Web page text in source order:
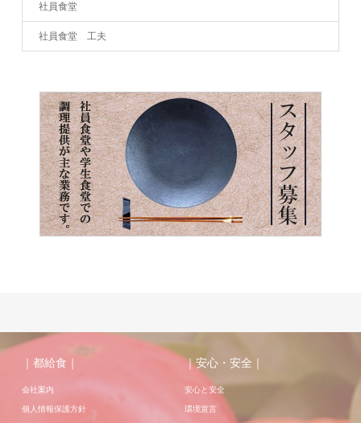
社員食堂
社員食堂 工夫
｜都給食｜
会社案内
個人情報保護方針
｜安心・安全｜
安心と安全
環境宣言